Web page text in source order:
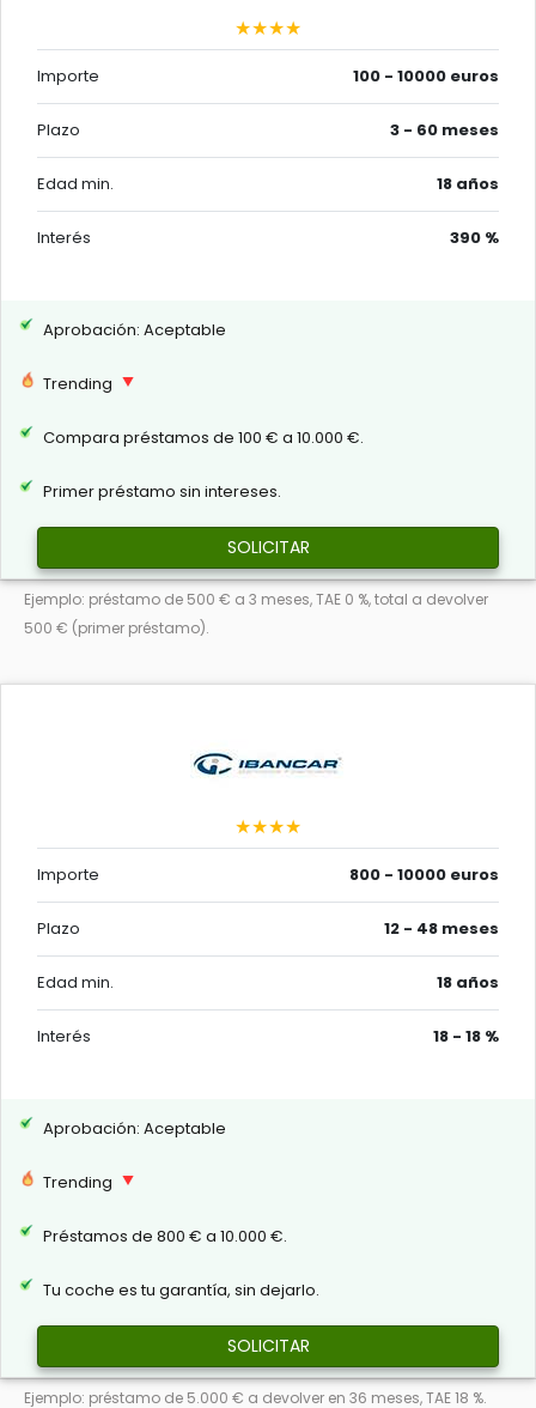
★★★★
Importe 100 - 10000 euros
Plazo 3 - 60 meses
Edad min. 18 años
Interés 390 %
Aprobación: Aceptable
Trending
Compara préstamos de 100 € a 10.000 €.
Primer préstamo sin intereses.
SOLICITAR
Ejemplo: préstamo de 500 € a 3 meses, TAE 0 %, total a devolver
500 € (primer préstamo).
★★★★
Importe 800 - 10000 euros
Plazo 12 - 48 meses
Edad min. 18 años
Interés 18 - 18 %
Aprobación: Aceptable
Trending
Préstamos de 800 € a 10.000 €.
Tu coche es tu garantía, sin dejarlo.
SOLICITAR
Ejemplo: préstamo de 5.000 € a devolver en 36 meses, TAE 18 %.